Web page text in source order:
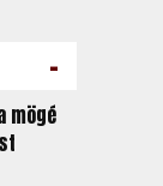
-
mögé